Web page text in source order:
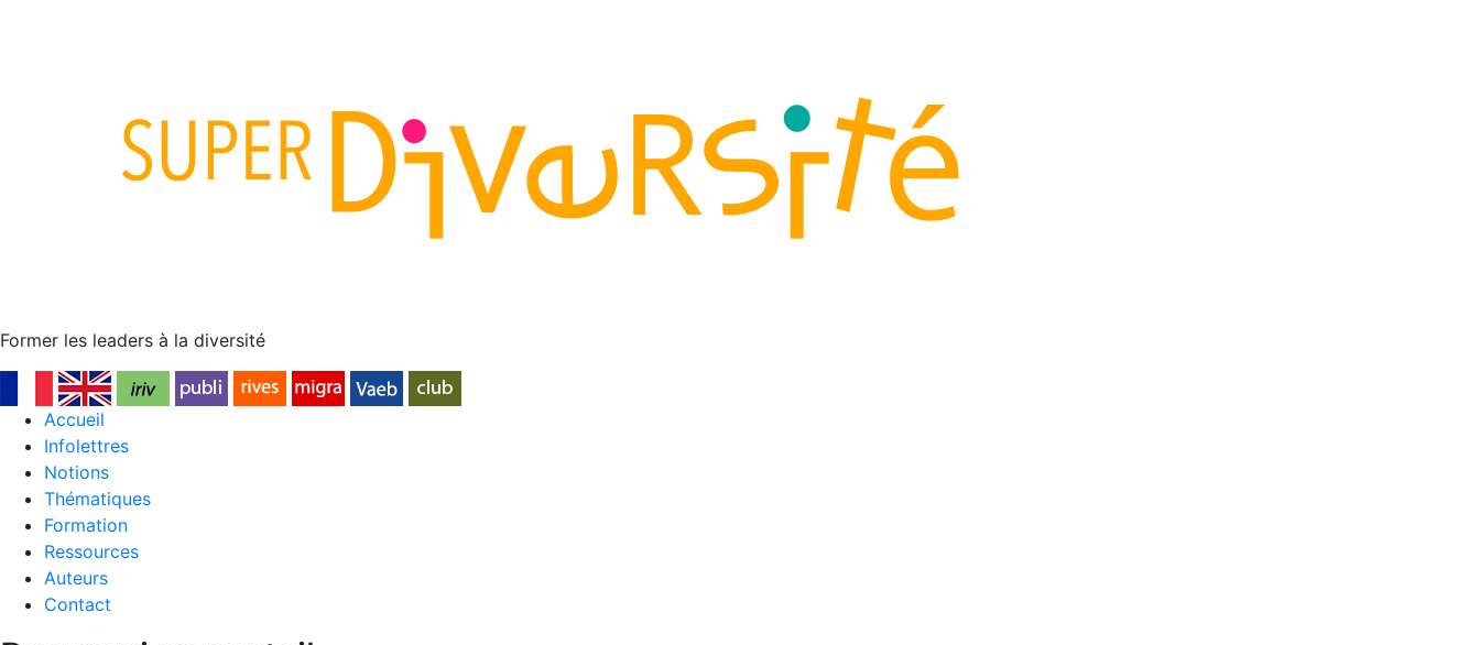
Former les leaders à la diversité
Accueil
Infolettres
Notions
Thématiques
Formation
Ressources
Auteurs
Contact